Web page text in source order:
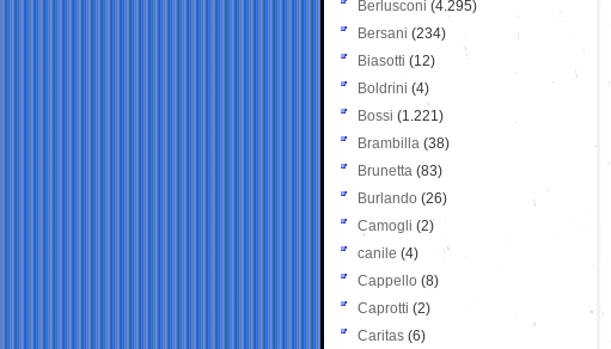
Berlusconi (4.295)
Bersani (234)
Biasotti (12)
Boldrini (4)
Bossi (1.221)
Brambilla (38)
Brunetta (83)
Burlando (26)
Camogli (2)
canile (4)
Cappello (8)
Caprotti (2)
Caritas (6)